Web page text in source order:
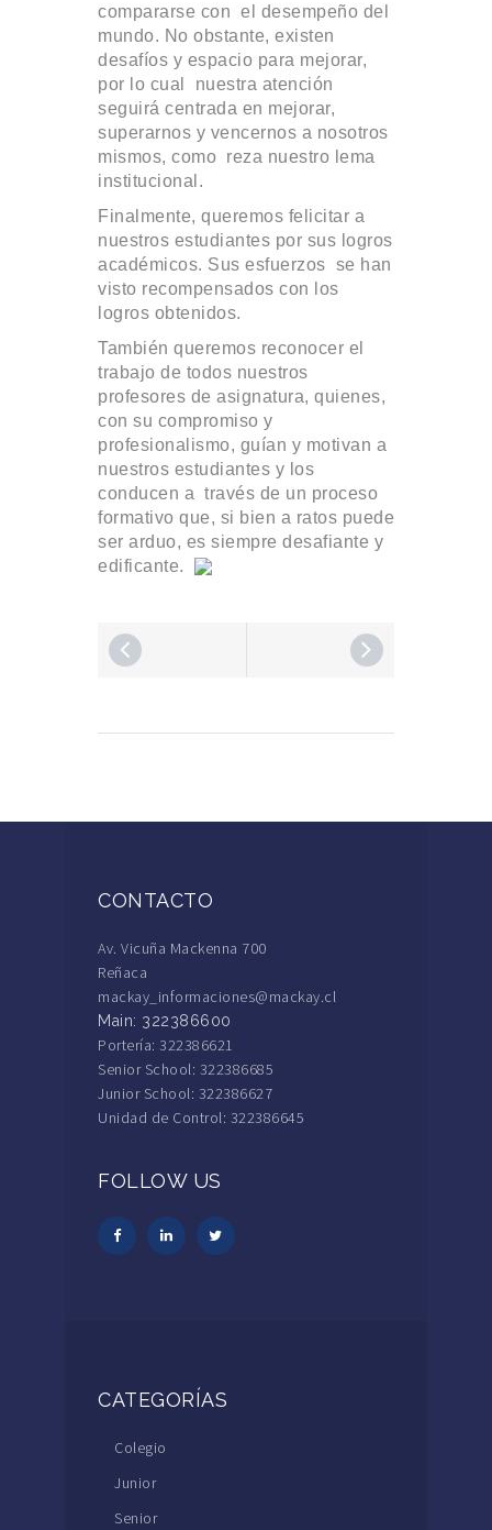
compararse con el desempeño del
mundo. No obstante, existen
desafíos y espacio para mejorar,
por lo cual nuestra atención
seguirá centrada en mejorar,
superarnos y vencernos a nosotros
mismos, como reza nuestro lema
institucional.
Finalmente, queremos felicitar a
nuestros estudiantes por sus logros
académicos. Sus esfuerzos se han
visto recompensados con los
logros obtenidos.
También queremos reconocer el
trabajo de todos nuestros
profesores de asignatura, quienes,
con su compromiso y
profesionalismo, guían y motivan a
nuestros estudiantes y los
conducen a través de un proceso
formativo que, si bien a ratos puede
ser arduo, es siempre desafiante y
edificante.
CONTACTO
Av. Vicuña Mackenna 700
Reñaca
mackay_informaciones@mackay.cl
Main: 322386600
Portería: 322386621
Senior School: 322386685
Junior School: 322386627
Unidad de Control: 322386645
FOLLOW US
CATEGORÍAS
Colegio
Junior
Senior